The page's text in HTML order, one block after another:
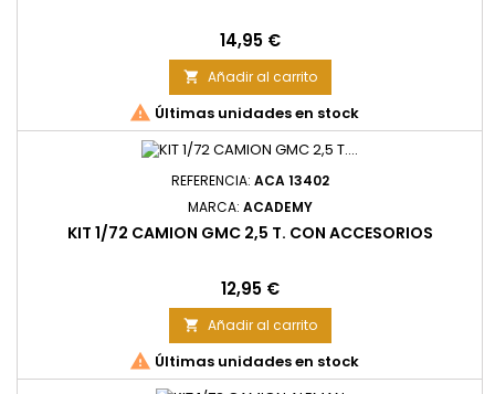
Precio
14,95 €
 Añadir al carrito
 Últimas unidades en stock
REFERENCIA: ACA 13402
MARCA: ACADEMY
KIT 1/72 CAMION GMC 2,5 T. CON ACCESORIOS
Precio
12,95 €
 Añadir al carrito
 Últimas unidades en stock